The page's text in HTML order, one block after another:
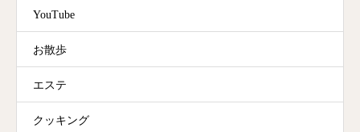
YouTube
お散歩
エステ
クッキング